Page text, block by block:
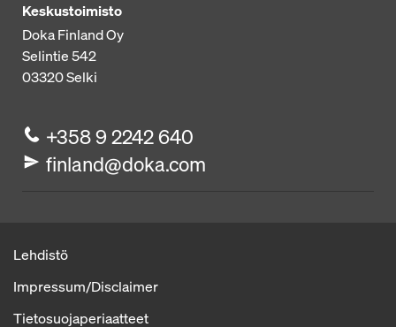
Keskustoimisto
Doka Finland Oy
Selintie 542
03320Selki
+358 9 2242 640
finland@doka.com
Lehdistö
Impressum/Disclaimer
Tietosuojaperiaatteet